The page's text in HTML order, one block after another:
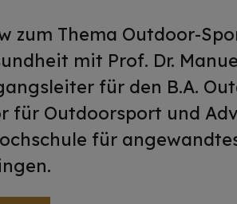
zum Thema Outdoor-
mit Prof. Dr.
für den B.A.
für Outdoorsport und
für